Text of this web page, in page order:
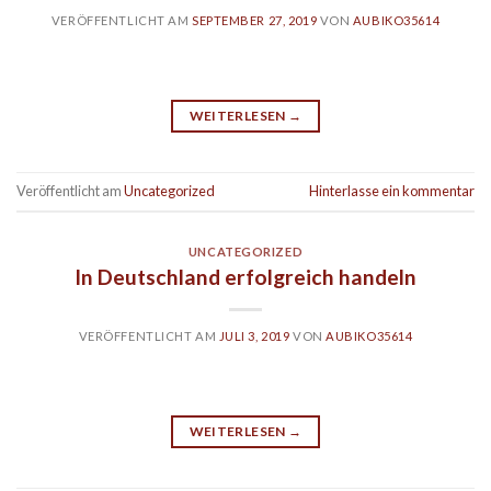
VERÖFFENTLICHT AM SEPTEMBER 27, 2019 VON AUBIKO35614
WEITERLESEN →
Veröffentlicht amUncategorized Hinterlasse ein kommentar
UNCATEGORIZED
In Deutschland erfolgreich handeln
VERÖFFENTLICHT AM JULI 3, 2019 VON AUBIKO35614
WEITERLESEN →